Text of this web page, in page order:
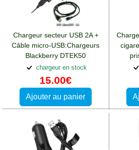
Chargeur secteur USB 2A +
Câble micro-USB:Chargeurs
Blackberry DTEK50
chargeur en stock
15.00€
Ajouter au panier